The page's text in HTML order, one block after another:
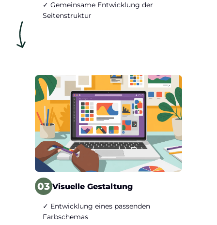
✓ Gemeinsame Entwicklung der
Seitenstruktur
03 Visuelle Gestaltung
✓ Entwicklung eines passenden
Farbschemas